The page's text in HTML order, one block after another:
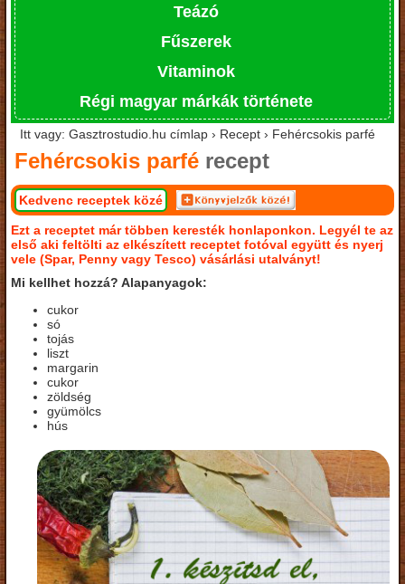
Teázó
Fűszerek
Vitaminok
Régi magyar márkák története
Itt vagy: Gasztrostudio.hu címlap › Recept › Fehércsokis parfé
Fehércsokis parfé recept
Kedvenc receptek közé
Ezt a receptet már többen keresték honlaponkon. Legyél te az
első aki feltölti az elkészített receptet fotóval együtt és nyerj
vele (Spar, Penny vagy Tesco) vásárlási utalványt!
Mi kellhet hozzá? Alapanyagok:
cukor
só
tojás
liszt
margarin
cukor
zöldség
gyümölcs
hús